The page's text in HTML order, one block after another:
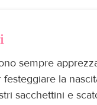
sempre
la
sacchettini e